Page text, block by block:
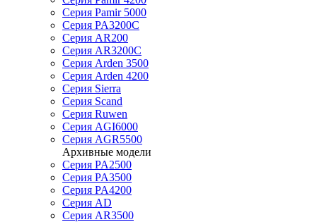
Серия Pamir 5000
Серия PA3200C
Серия AR200
Серия AR3200C
Серия Arden 3500
Серия Arden 4200
Серия Sierra
Серия Scand
Серия Ruwen
Серия AGI6000
Серия AGR5500
Архивные модели
Серия PA2500
Серия PA3500
Серия PA4200
Серия AD
Серия AR3500